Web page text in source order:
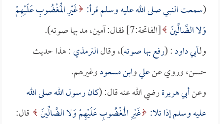
(سمعت النبي صلى الله عليه وسلم قرأ: غَيْرِ الْمَغْضُوبِ عَلَيْهِمْ
وَلا الضَّالِّينَ [الفاتحة:7] فقال: آمين، مد بها صوته).
ولـأبي داود: (رفع بها صوته)، وقالالترمذي: هذا حديث
حسن، وروي عنعليوابن مسعودوغيرهم.
وعنأبي هريرةرضي الله عنه قال: (كان رسول الله صلى الله
عليه وسلم إذا تلا: غَيْرِ الْمَغْضُوبِ عَلَيْهِمْ وَلا الضَّالِّينَ قال: